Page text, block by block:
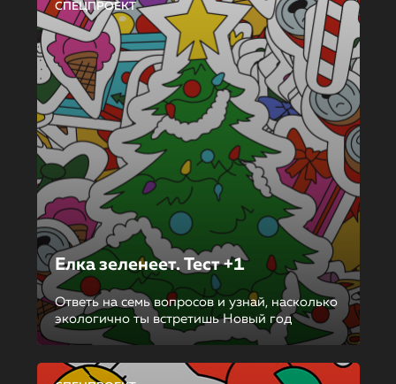
СПЕЦПРОЕКТ
Елка зеленеет. Тест +1
Ответь на семь вопросов и узнай, насколько
экологично ты встретишь Новый год